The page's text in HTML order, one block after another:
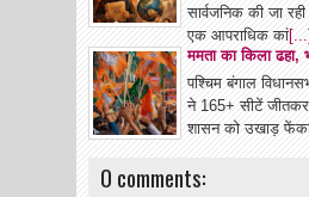
सार्वजनिक की जा
एक आपराधिक कां[...]
ममता का किला
पश्चिम बंगाल
ने 165+ सीटें
शासन को उखाड़
0 comments: